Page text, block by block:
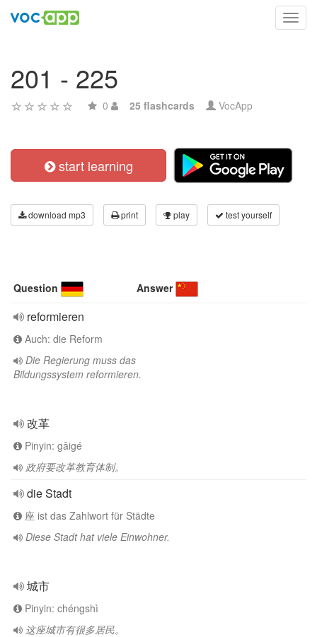
201 - 225
0 25 flashcards VocApp
start learning
download mp3 print play test yourself
Question Answer
reformieren
Auch: die Reform
Die Regierung muss das
Bildungssystem reformieren.
改革
Pinyin: gǎigé
政府要改革教育体制。
die Stadt
座 ist das Zahlwort für Städte
Diese Stadt hat viele Einwohner.
城市
Pinyin: chéngshì
这座城市有很多居民。